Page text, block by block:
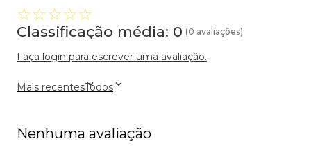
☆☆☆☆☆
Classificação média: 0 (0 avaliações)
Faça login para escrever uma avaliação.
Mais recentesTodos
Nenhuma avaliação